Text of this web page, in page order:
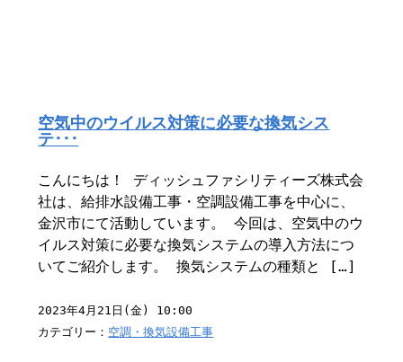
空気中のウイルス対策に必要な換気シス
テ･･･
こんにちは！ ディッシュファシリティーズ株式会
社は、給排水設備工事・空調設備工事を中心に、
金沢市にて活動しています。 今回は、空気中のウ
イルス対策に必要な換気システムの導入方法につ
いてご紹介します。 換気システムの種類と […]
2023年4月21日(金) 10:00
カテゴリー： 空調・換気設備工事